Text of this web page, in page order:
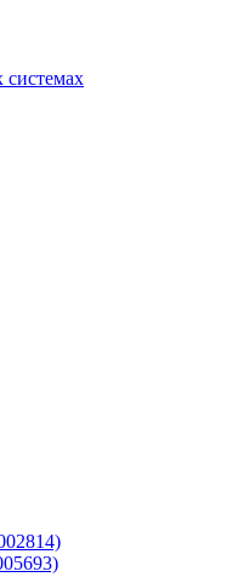
системах